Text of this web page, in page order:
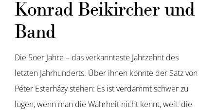
Konrad Beikircher und
Band
Die 5oer Jahre – das verkannteste Jahrzehnt des
letzten Jahrhunderts. Über ihnen könnte der Satz von
Péter Esterházy stehen: Es ist verdammt schwer zu
lügen, wenn man die Wahrheit nicht kennt, weil: die